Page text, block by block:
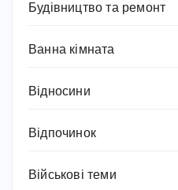
Будівництво та ремонт
Ванна кімната
Відносини
Відпочинок
Військові теми